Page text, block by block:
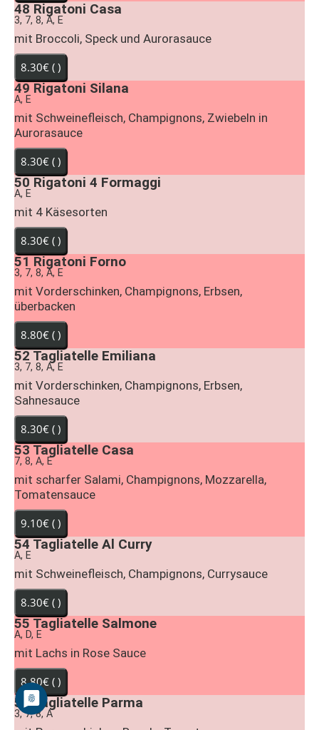
48Rigatoni Casa
3, 7, 8, A, E
mit Broccoli, Speck und Aurorasauce
49Rigatoni Silana
A, E
mit Schweinefleisch, Champignons, Zwiebeln in
Aurorasauce
50Rigatoni 4 Formaggi
A, E
mit 4 Käsesorten
51Rigatoni Forno
3, 7, 8, A, E
mit Vorderschinken, Champignons, Erbsen,
überbacken
52Tagliatelle Emiliana
3, 7, 8, A, E
mit Vorderschinken, Champignons, Erbsen,
Sahnesauce
53Tagliatelle Casa
7, 8, A, E
mit scharfer Salami, Champignons, Mozzarella,
Tomatensauce
54Tagliatelle Al Curry
A, E
mit Schweinefleisch, Champignons, Currysauce
55Tagliatelle Salmone
A, D, E
mit Lachs in Rose Sauce
56Tagliatelle Parma
3, 7, 8, A